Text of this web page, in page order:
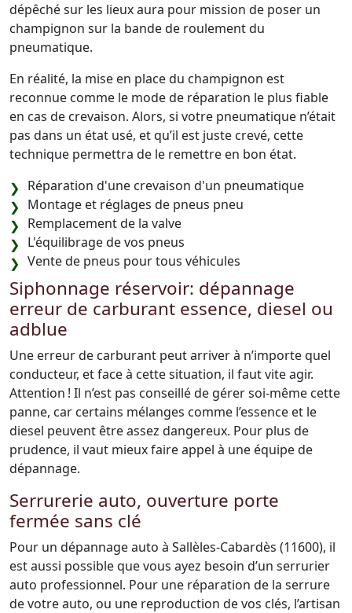
dépêché sur les lieux aura pour mission de poser un
champignon sur la bande de roulement du
pneumatique.
En réalité, la mise en place du champignon est
reconnue comme le mode de réparation le plus fiable
en cas de crevaison. Alors, si votre pneumatique n’était
pas dans un état usé, et qu’il est juste crevé, cette
technique permettra de le remettre en bon état.
Réparation d'une crevaison d'un pneumatique
Montage et réglages de pneus pneu
Remplacement de la valve
L'équilibrage de vos pneus
Vente de pneus pour tous véhicules
Siphonnage réservoir: dépannage
erreur de carburant essence, diesel ou
adblue
Une erreur de carburant peut arriver à n’importe quel
conducteur, et face à cette situation, il faut vite agir.
Attention ! Il n’est pas conseillé de gérer soi-même cette
panne, car certains mélanges comme l’essence et le
diesel peuvent être assez dangereux. Pour plus de
prudence, il vaut mieux faire appel à une équipe de
dépannage.
Serrurerie auto, ouverture porte
fermée sans clé
Pour un dépannage auto à Sallèles-Cabardès (11600), il
est aussi possible que vous ayez besoin d’un serrurier
auto professionnel. Pour une réparation de la serrure
de votre auto, ou une reproduction de vos clés, l’artisan